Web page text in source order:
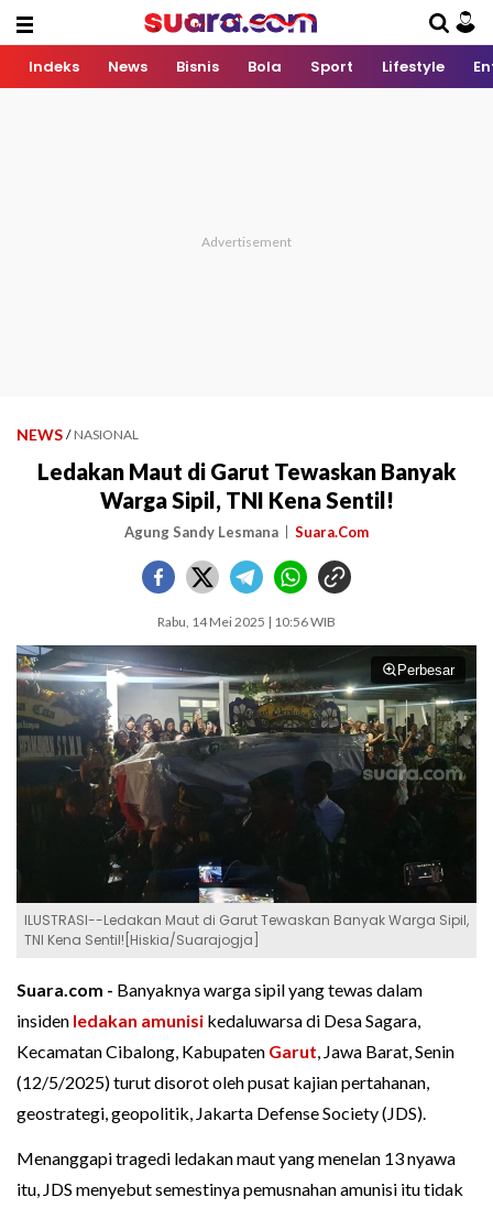
Indeks News Bisnis Bola Sport Lifestyle
NEWS / NASIONAL
Ledakan Maut di Garut Tewaskan Banyak
Warga Sipil, TNI Kena Sentil!
Agung Sandy Lesmana Suara.Com
Rabu, 14 Mei 2025 | 10:56 WIB
Perbesar
ILUSTRASI--Ledakan Maut di Garut Tewaskan Banyak Warga Sipil,
TNI Kena Sentil![Hiskia/Suarajogja]
Suara.com - Banyaknya warga sipil yang tewas dalam
insiden ledakan amunisi kedaluwarsa di Desa Sagara,
Kecamatan Cibalong, Kabupaten Garut, Jawa Barat, Senin
(12/5/2025) turut disorot oleh pusat kajian pertahanan,
geostrategi, geopolitik, Jakarta Defense Society (JDS).
Menanggapi tragedi ledakan maut yang menelan 13 nyawa
itu, JDS menyebut semestinya pemusnahan amunisi itu tidak